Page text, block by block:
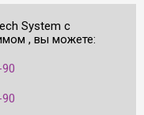
System с
, вы можете: